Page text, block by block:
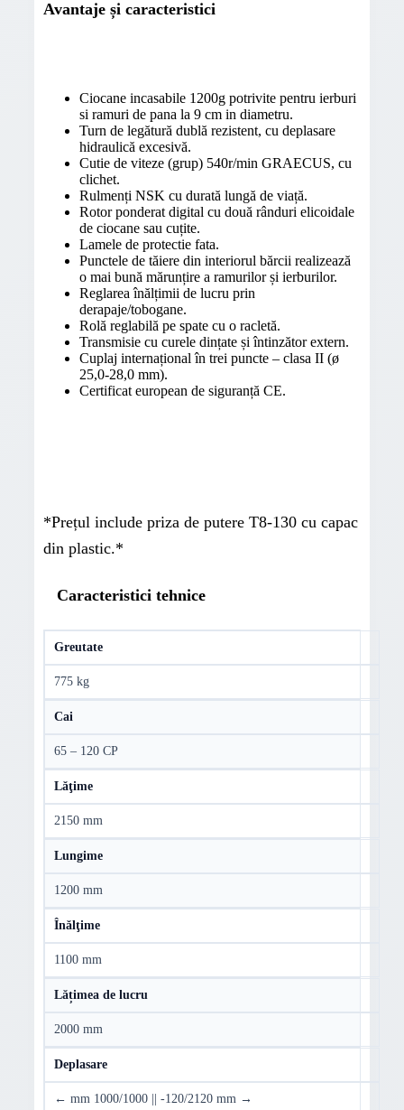
Avantaje și caracteristici
Ciocane incasabile 1200g potrivite pentru ierburi
si ramuri de pana la 9 cm in diametru.
Turn de legătură dublă rezistent, cu deplasare
hidraulică excesivă.
Cutie de viteze (grup) 540r/min GRAECUS, cu
clichet.
Rulmenți NSK cu durată lungă de viață.
Rotor ponderat digital cu două rânduri elicoidale
de ciocane sau cuțite.
Lamele de protectie fata.
Punctele de tăiere din interiorul bărcii realizează
o mai bună mărunțire a ramurilor și ierburilor.
Reglarea înălțimii de lucru prin
derapaje/tobogane.
Rolă reglabilă pe spate cu o racletă.
Transmisie cu curele dințate și întinzător extern.
Cuplaj internațional în trei puncte – clasa II (ø
25,0-28,0 mm).
Certificat european de siguranță CE.
*Prețul include priza de putere T8-130 cu capac
din plastic.*
Caracteristici tehnice
Greutate
775 kg
Cai
65 – 120 CP
Lăţime
2150 mm
Lungime
1200 mm
Înălţime
1100 mm
Lățimea de lucru
2000 mm
Deplasare
← mm 1000/1000 || -120/2120 mm →